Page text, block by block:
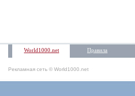
World1000.net Правила
Рекламная сеть © World1000.net